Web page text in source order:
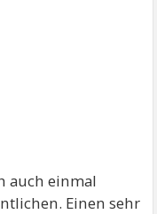
auch einmal
Einen sehr